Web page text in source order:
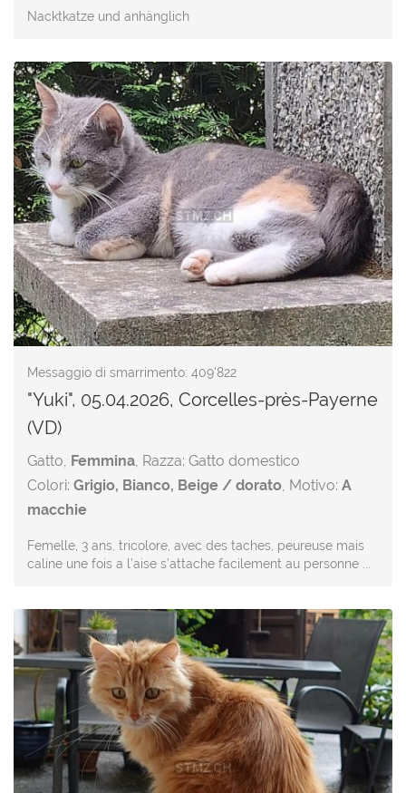
Nacktkatze und anhänglich
Messaggio di smarrimento: 409'822
"Yuki", 05.04.2026, Corcelles-près-Payerne
(VD)
Gatto, Femmina, Razza: Gatto domestico
Colori: Grigio, Bianco, Beige / dorato, Motivo: A
macchie
Femelle, 3 ans, tricolore, avec des taches, peureuse mais
caline une fois a l’aise s’attache facilement au personne ...